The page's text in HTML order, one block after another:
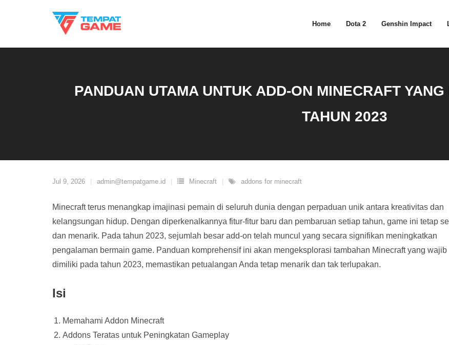
Home Dota 2 Genshin Impact
PANDUAN UTAMA UNTUK ADD-ON MINECRAFT
TAHUN 2023
Jul 9, 2026 admin@tempatgame.id Minecraft addons for minecraft
Minecraft terus menangkap imajinasi pemain di seluruh dunia dengan perpaduan unik antara kreativitas dan
kelangsungan hidup. Dengan diperkenalkannya fitur-fitur baru dan pembaruan setiap tahun, game ini tetap
dan menarik. Pada tahun 2023, sejumlah besar add-on telah muncul yang secara signifikan meningkatkan
pengalaman bermain game. Panduan komprehensif ini akan mengeksplorasi tambahan Minecraft yang wajib
dimiliki pada tahun 2023, memastikan petualangan Anda tetap menarik dan tak terlupakan.
Isi
Memahami Addon Minecraft
Addons Teratas untuk Peningkatan Gameplay